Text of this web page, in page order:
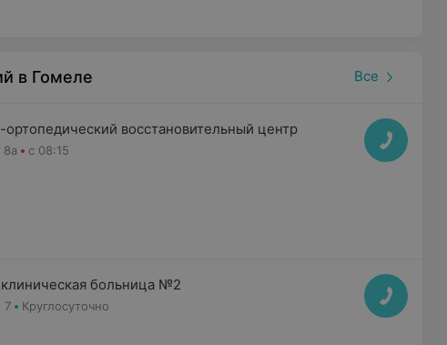
в Гомеле Все
восстановительный центр
с 08:15
больница №2
7 Круглосуточно